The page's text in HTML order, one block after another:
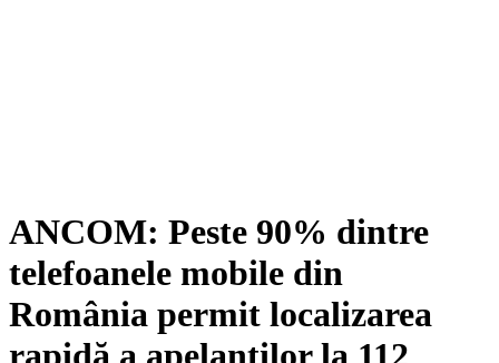
ANCOM: Peste 90% dintre
telefoanele mobile din
România permit localizarea